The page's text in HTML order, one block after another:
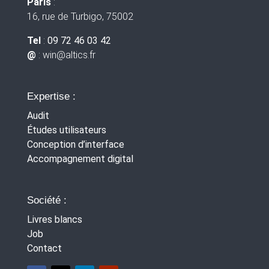
16, rue de Turbigo, 75002
Tel : 09 72 46 03 42
@ : win@altics.fr
Expertise :
Audit
Études utilisateurs
Conception d’interface
Accompagnement digital
Société :
Livres blancs
Job
Contact